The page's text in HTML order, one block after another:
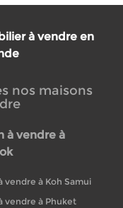
à vendre en
nos maisons
à vendre à
vendre à Koh Samui
vendre à Phuket